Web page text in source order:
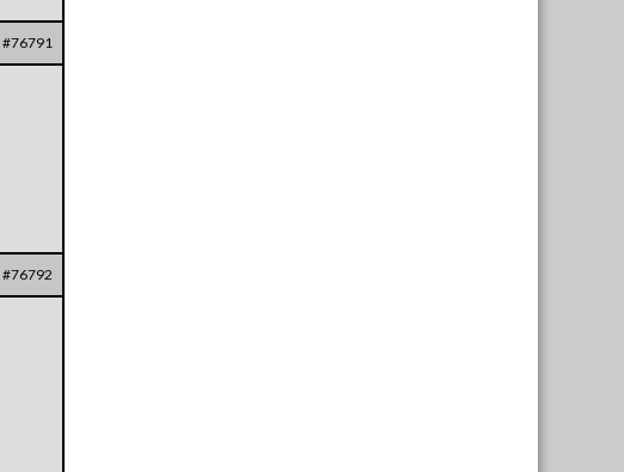
#76791
#76792